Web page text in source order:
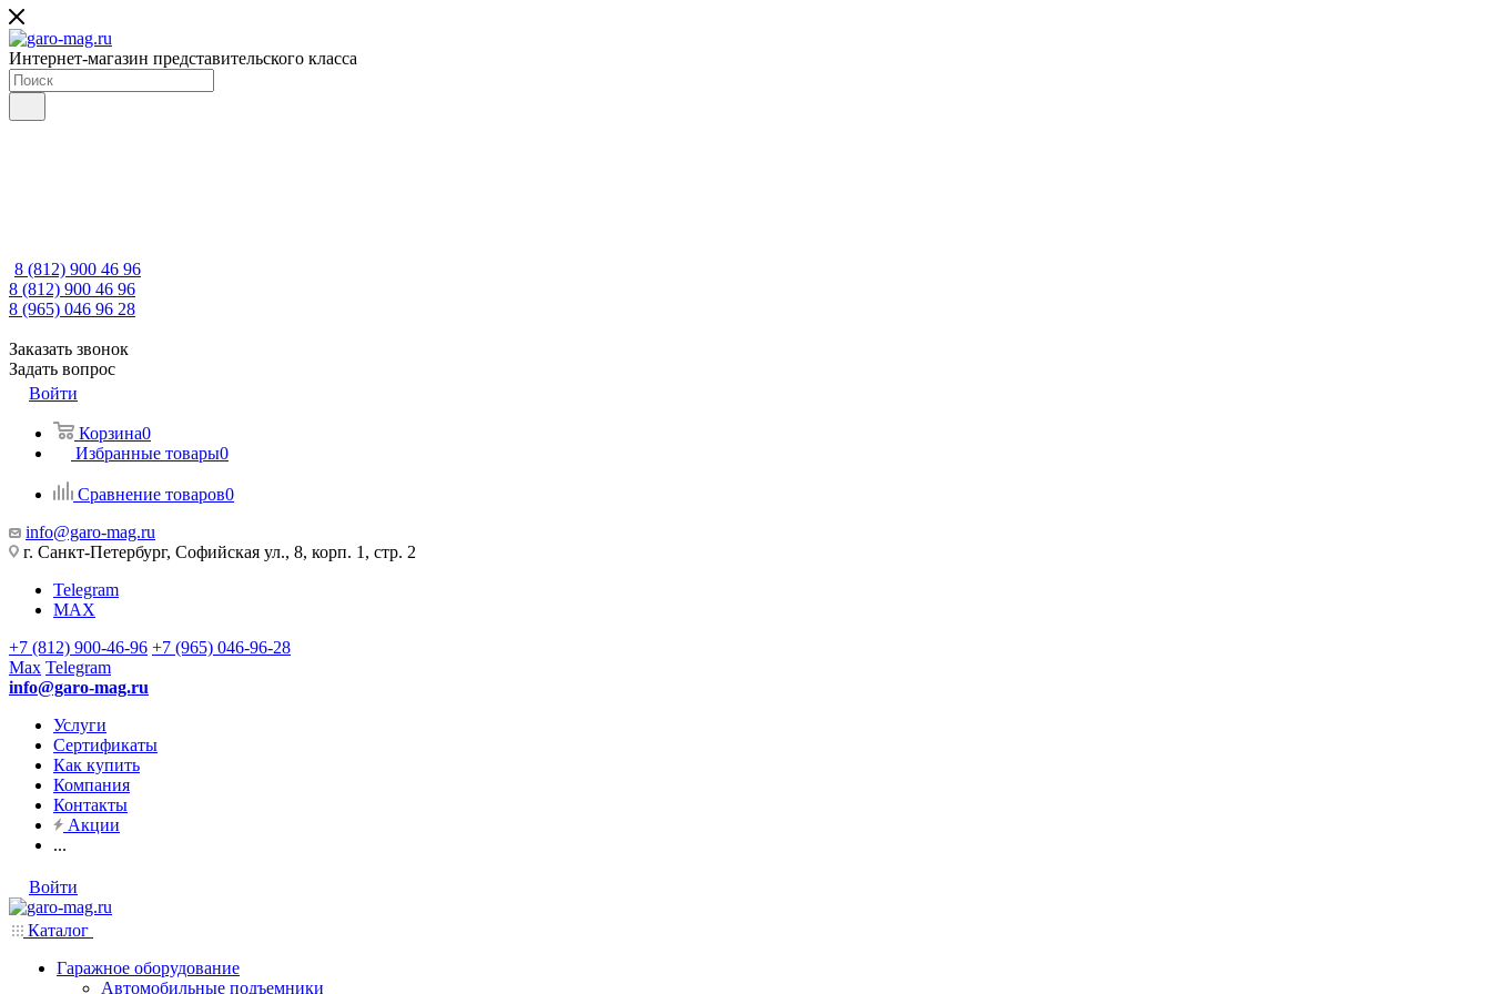
Интернет-магазин представительского класса
8 (812) 900 46 96
8 (812) 900 46 96
8 (965) 046 96 28
Заказать звонок
Задать вопрос
Войти
Корзина0
Избранные товары0
Сравнение товаров0
info@garo-mag.ru
г. Санкт-Петербург, Софийская ул., 8, корп. 1, стр. 2
Telegram
MAX
+7 (812) 900-46-96 +7 (965) 046-96-28
Max Telegram
info@garo-mag.ru
Услуги
Сертификаты
Как купить
Компания
Контакты
Акции
...
Войти
Каталог
Гаражное оборудование
Автомобильные подъемники